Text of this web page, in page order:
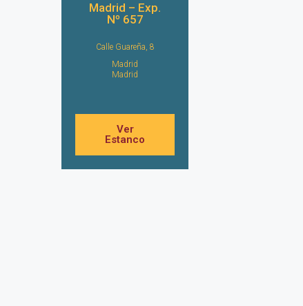
Madrid – Exp.
Nº 657
Calle Guareña, 8
Madrid
Madrid
Ver
Estanco